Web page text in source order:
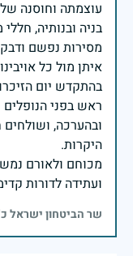
עוצמתה וחוסנה
בניה ובנותיה,
מסירות נפשם
בהתקדש יום
ראש בפני
ובהערכה,
מכוחם ולאורם
ועתידה לדורות
שר הביטחון ישראל